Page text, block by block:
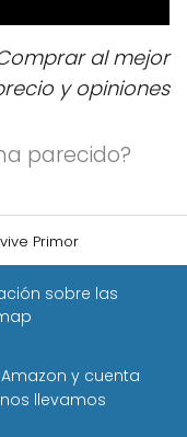
al mejor
y opiniones
parecido?
Primor
sobre las
y cuenta
llevamos